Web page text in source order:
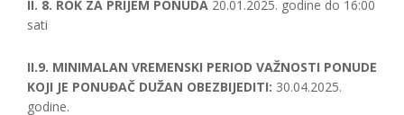
II. 8. ROK ZA PRIJEM PONUDA 20.01.2025. godine do 16:00
sati
II.9. MINIMALAN VREMENSKI PERIOD VAŽNOSTI PONUDE
KOJI JE PONUĐAČ DUŽAN OBEZBIJEDITI: 30.04.2025.
godine.